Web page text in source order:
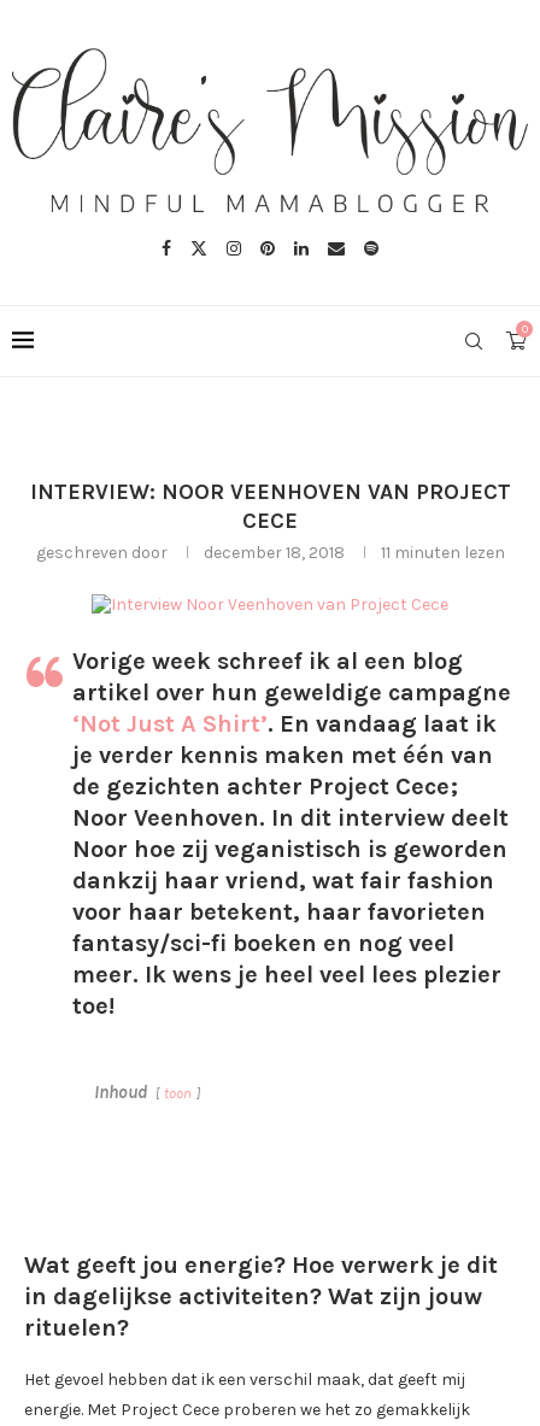
0
INTERVIEW: NOOR VEENHOVEN VAN PROJECT
CECE
geschreven door december 18, 2018 11 minuten lezen
Vorige week schreef ik al een blog
artikel over hun geweldige campagne
‘Not Just A Shirt’. En vandaag laat ik
je verder kennis maken met één van
de gezichten achter Project Cece;
Noor Veenhoven. In dit interview deelt
Noor hoe zij veganistisch is geworden
dankzij haar vriend, wat fair fashion
voor haar betekent, haar favorieten
fantasy/sci-fi boeken en nog veel
meer. Ik wens je heel veel lees plezier
toe!
Inhoud toon
Wat geeft jou energie? Hoe verwerk je dit
in dagelijkse activiteiten? Wat zijn jouw
rituelen?
Het gevoel hebben dat ik een verschil maak, dat geeft mij
energie. Met Project Cece proberen we het zo gemakkelijk